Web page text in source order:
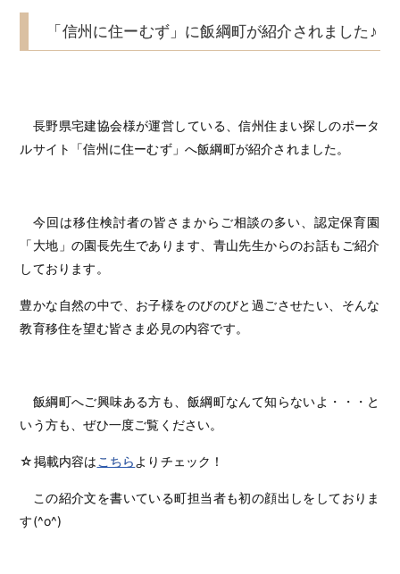
「信州に住ーむず」に飯綱町が紹介されました♪
長野県宅建協会様が運営している、信州住まい探しのポータ
ルサイト
「信州に住ーむず」へ飯綱町が紹介されました。
今回は移住検討者の皆さまからご相談の多い、認定保育園
「大地」の園長先生であります、青山先生からのお話もご紹介
しております。
豊かな自然の中で、お子様をのびのびと過ごさせたい、そんな
教育移住を望む皆さま必見の内容です。
飯綱町へご興味ある方も、飯綱町なんて知らないよ・・・と
いう方も、ぜひ一度ご覧ください。
☆掲載内容は こちら よりチェック！
この紹介文を書いている町担当者も初の顔出しをしておりま
す(^o^)